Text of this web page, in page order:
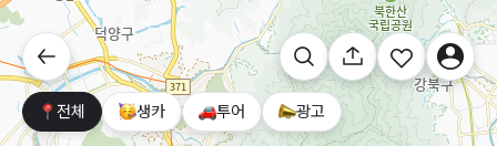
전체 생카 투어 광고